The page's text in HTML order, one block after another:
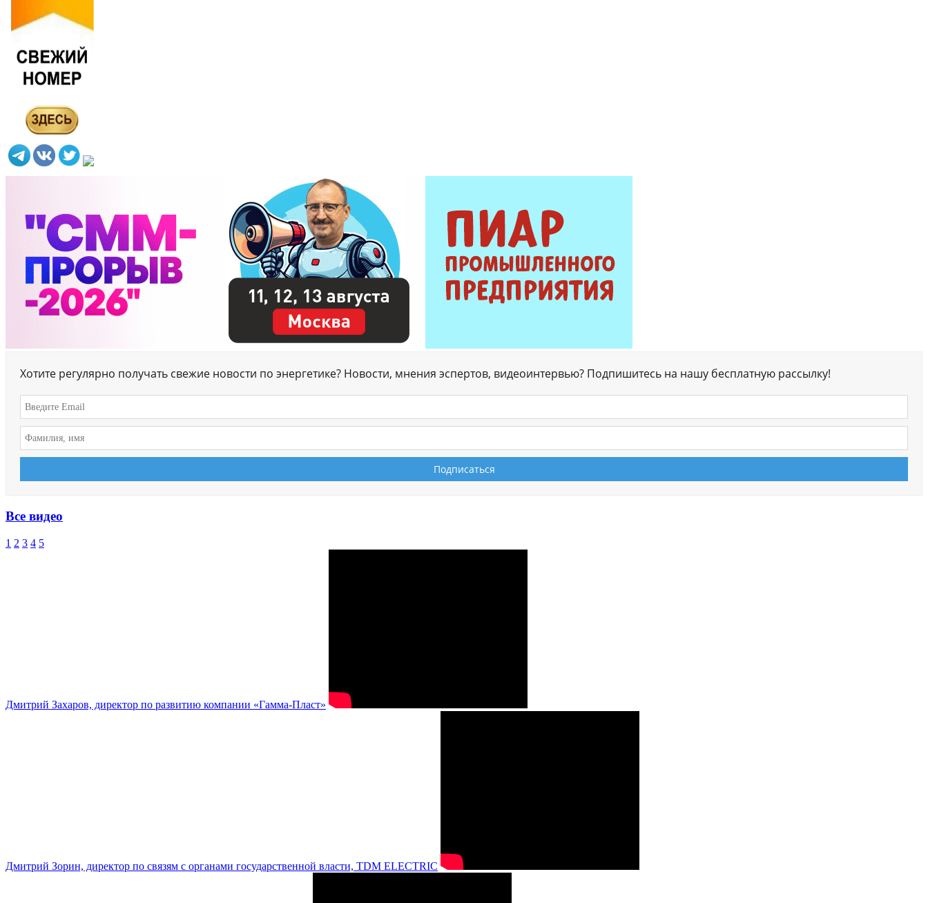
Хотите регулярно получать свежие новости по энергетике? Новости, мнения эспертов, видеоинтервью? Подпишитесь на нашу бесплатную рассылку!
Все видео
1 2 3 4 5
Дмитрий Захаров, директор по развитию компании «Гамма-Пласт»
Дмитрий Зорин, директор по связям с органами государственной власти, TDM ELECTRIC